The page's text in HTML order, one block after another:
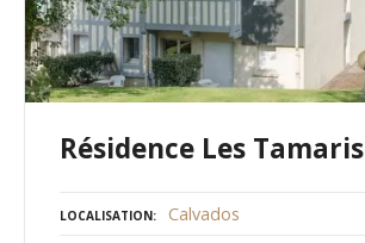
Résidence Les Tamaris
LOCALISATION Calvados